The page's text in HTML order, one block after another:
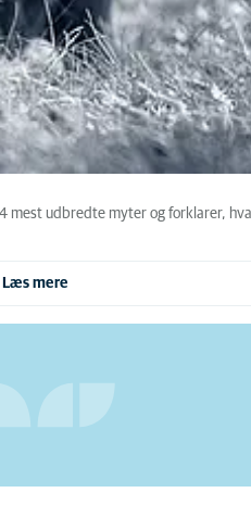
mest udbredte myter og forklarer,
Læs mere